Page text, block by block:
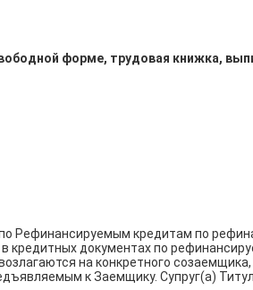
форме, трудовая книжка,
кредитам по
документах по
на конкретного
к Заемщику. Супруг(а)